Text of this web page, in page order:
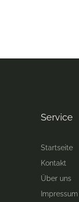
Service
Startseite
Kontakt
Über uns
Impressum